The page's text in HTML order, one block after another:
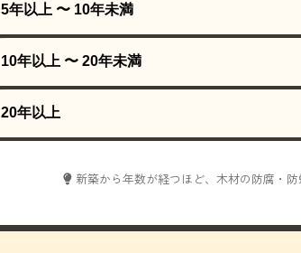
5年以上 〜 10年未満
10年以上 〜 20年未満
20年以上
新築から年数が経つほど、木材の防腐・